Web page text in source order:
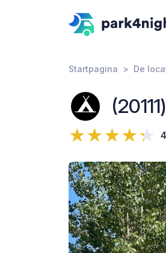
Startpagina De